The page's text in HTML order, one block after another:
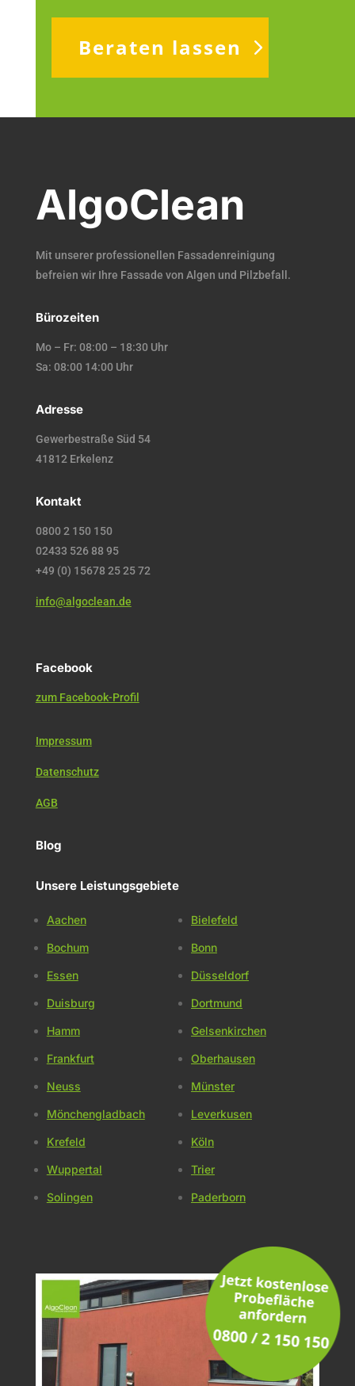
Beraten lassen
AlgoClean
Mit unserer professionellen Fassadenreinigung
befreien wir Ihre Fassade von Algen und Pilzbefall.
Bürozeiten
Mo – Fr: 08:00 – 18:30 Uhr
Sa: 08:00 14:00 Uhr
Adresse
Gewerbestraße Süd 54
41812 Erkelenz
Kontakt
0800 2 150 150
02433 526 88 95
+49 (0) 15678 25 25 72
info@algoclean.de
Facebook
zum Facebook-Profil
Impressum
Datenschutz
AGB
Blog
Unsere Leistungsgebiete
Aachen Bielefeld
Bochum Bonn
Essen Düsseldorf
Duisburg Dortmund
Hamm Gelsenkirchen
Frankfurt Oberhausen
Neuss Münster
Mönchengladbach Leverkusen
Krefeld Köln
Wuppertal Trier
Solingen Paderborn